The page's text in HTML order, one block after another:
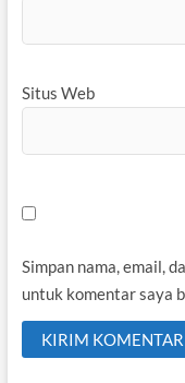
Situs Web
Simpan nama, email,
untuk komentar saya